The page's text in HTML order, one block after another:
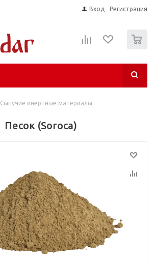
Вход Регистрация
Сыпучие инертные материалы
Песок (Soroca)